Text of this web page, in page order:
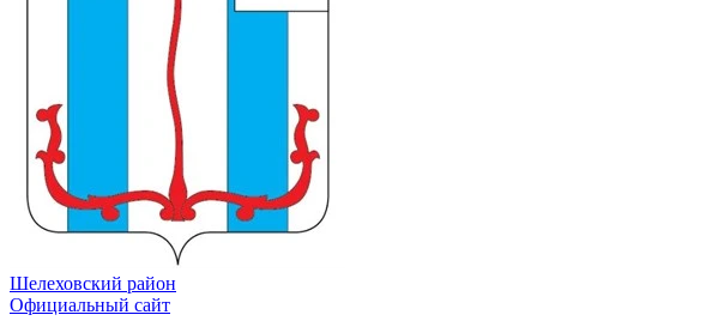
Шелеховский район
Официальный сайт